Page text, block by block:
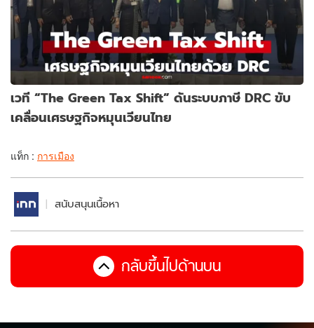
เวที “The Green Tax Shift” ดันระบบภาษี DRC ขับ
เคลื่อนเศรษฐกิจหมุนเวียนไทย
แท็ก : การเมือง
สนับสนุนเนื้อหา
กลับขึ้นไปด้านบน